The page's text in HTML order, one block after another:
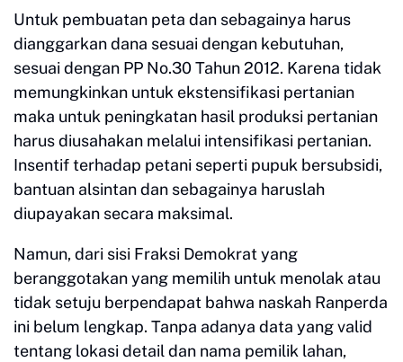
Untuk pembuatan peta dan sebagainya harus
dianggarkan dana sesuai dengan kebutuhan,
sesuai dengan PP No.30 Tahun 2012. Karena tidak
memungkinkan untuk ekstensifikasi pertanian
maka untuk peningkatan hasil produksi pertanian
harus diusahakan melalui intensifikasi pertanian.
Insentif terhadap petani seperti pupuk bersubsidi,
bantuan alsintan dan sebagainya haruslah
diupayakan secara maksimal.
Namun, dari sisi Fraksi Demokrat yang
beranggotakan yang memilih untuk menolak atau
tidak setuju berpendapat bahwa naskah Ranperda
ini belum lengkap. Tanpa adanya data yang valid
tentang lokasi detail dan nama pemilik lahan,